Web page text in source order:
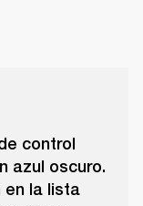
control
azul oscuro.
en la lista